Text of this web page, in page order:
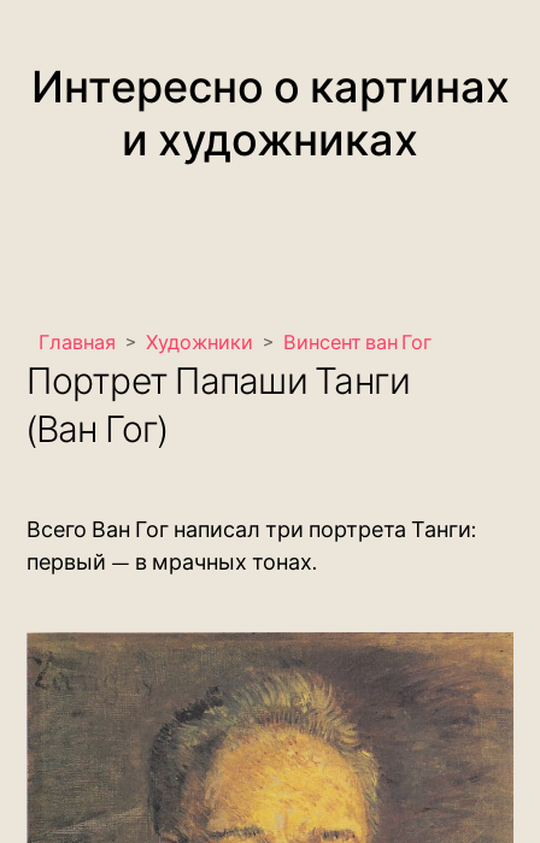
Интересно о картинах
и художниках
Главная > Художники > Винсент ван Гог
Портрет Папаши Танги
(Ван Гог)
Всего Ван Гог написал три портрета Танги:
первый — в мрачных тонах.